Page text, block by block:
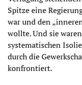
Spitze eine
war und den
wollte. Und sie
systematischen
durch die
konfrontiert.